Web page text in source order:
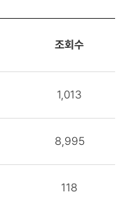
조회수
1,013
8,995
118